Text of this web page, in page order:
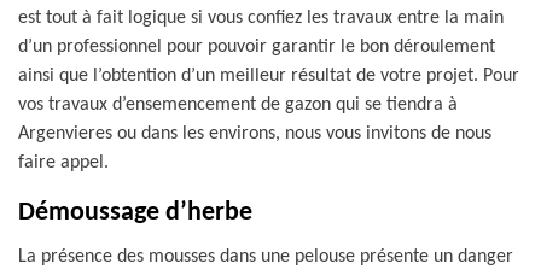
est tout à fait logique si vous confiez les travaux entre la main
d’un professionnel pour pouvoir garantir le bon déroulement
ainsi que l’obtention d’un meilleur résultat de votre projet. Pour
vos travaux d’ensemencement de gazon qui se tiendra à
Argenvieres ou dans les environs, nous vous invitons de nous
faire appel.
Démoussage d’herbe
La présence des mousses dans une pelouse présente un danger